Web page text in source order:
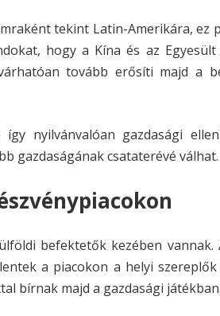
tekint Latin-Amerikára, ez
hogy a Kína és az
tovább erősíti majd a
nyilvánvalóan gazdasági
gazdaságának csataterévé válhat.
befektetők kezében
a piacokon a helyi
bírnak majd a gazdasági játékban.